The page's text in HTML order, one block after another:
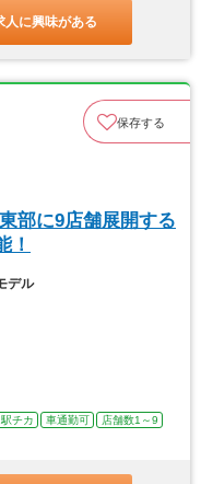
人に興味がある
保存する
部に9店舗展開する
！
デル
駅チカ 車通勤可
店舗数1～9